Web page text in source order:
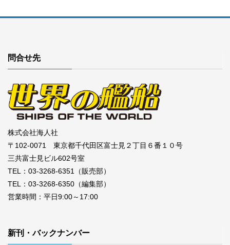
問合せ先
株式会社海人社
〒102-0071 東京都千代田区富士見２丁目６番１０号
三共富士見ビル602号室
TEL：03-3268-6351（販売部）
TEL：03-3268-6350（編集部）
営業時間：平日9:00～17:00
新刊・バックナンバー